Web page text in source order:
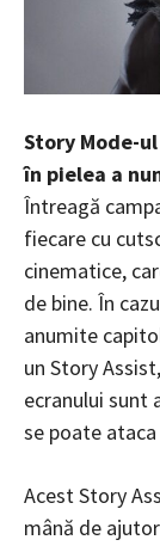
Story Mode-
în pielea a
Întreagă
fiecare cu
cinematice,
de bine. În
anumite
un Story
ecranului sunt
se poate
Acest Story
mână de